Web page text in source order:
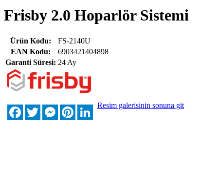
Frisby 2.0 Hoparlör Sistemi
Ürün Kodu:
FS-2140U
EAN Kodu:
6903421404898
Garanti Süresi: 24 Ay
FacebookTwitterMessengerPinterestLinkedIn
Resim galerisinin sonuna git